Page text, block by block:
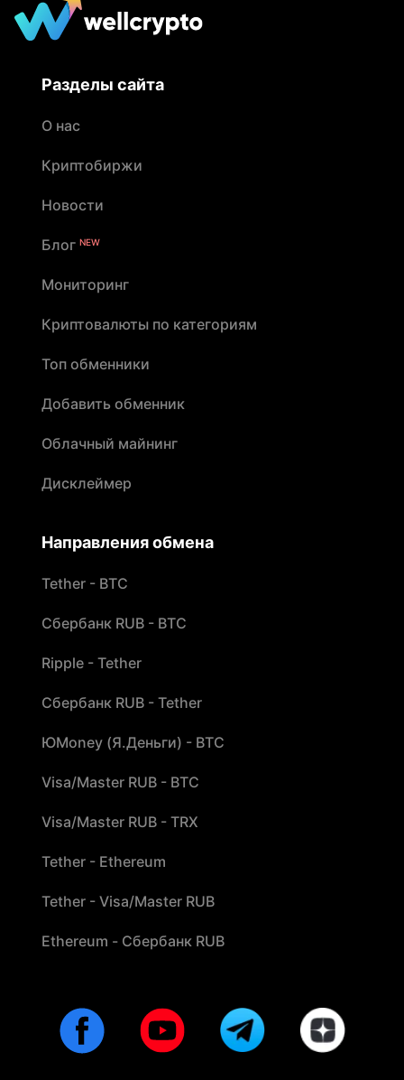
Разделы сайта
О нас
Криптобиржи
Новости
Блог NEW
Мониторинг
Криптовалюты по категориям
Топ обменники
Добавить обменник
Облачный майнинг
Дисклеймер
Направления обмена
Tether - BTC
Сбербанк RUB - BTC
Ripple - Tether
Сбербанк RUB - Tether
ЮMoney (Я.Деньги) - BTC
Visa/Master RUB - BTC
Visa/Master RUB - TRX
Tether - Ethereum
Tether - Visa/Master RUB
Ethereum - Сбербанк RUB